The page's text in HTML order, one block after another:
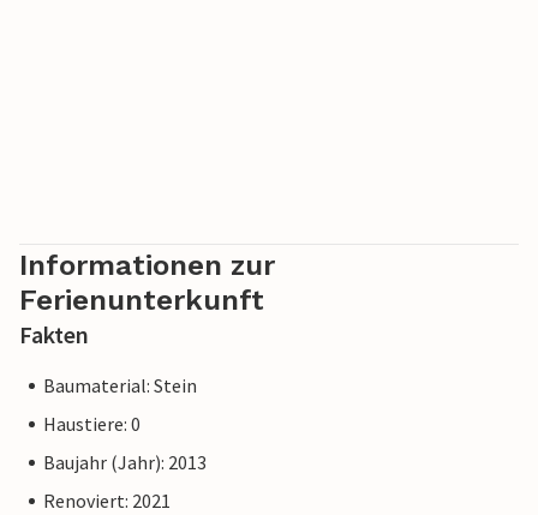
Informationen zur
Ferienunterkunft
Fakten
Baumaterial: Stein
Haustiere: 0
Baujahr (Jahr): 2013
Renoviert: 2021